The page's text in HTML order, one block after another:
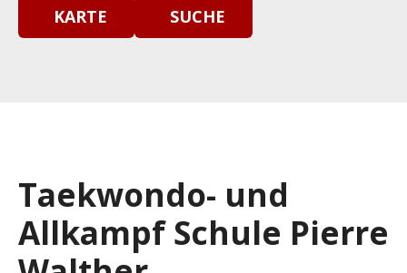
KARTE SUCHE
Taekwondo- und
Allkampf Schule Pierre